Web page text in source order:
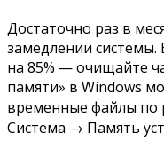
Достаточно раз в
замедлении системы.
на 85% — очищайте
памяти» в Windows
временные файлы
Система → Память